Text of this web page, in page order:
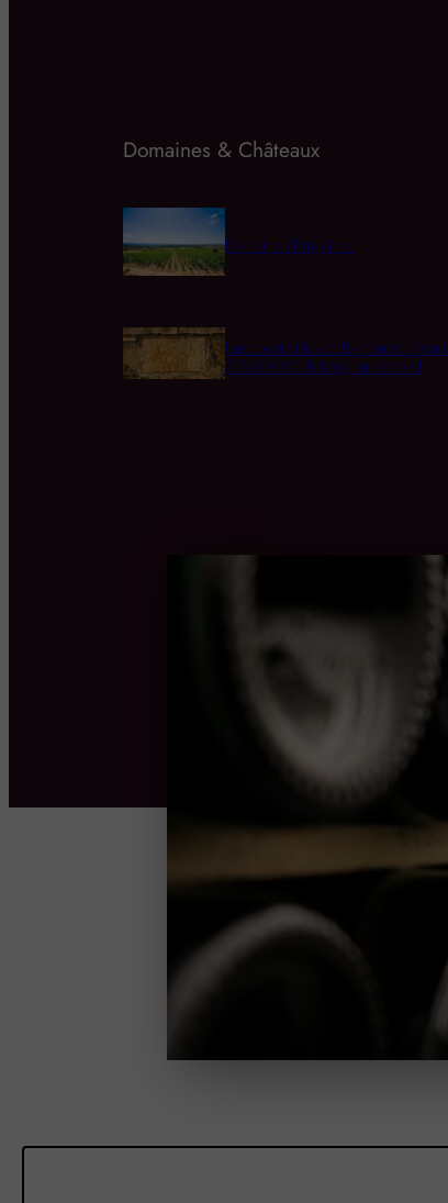
Domaines & Châteaux
Domaine d’Aupilhac
Une bouteille de Romanée-
558.000 dollars, un record